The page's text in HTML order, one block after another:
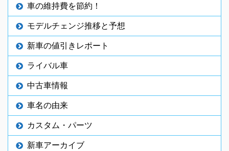
車の維持費を節約！
モデルチェンジ推移と予想
新車の値引きレポート
ライバル車
中古車情報
車名の由来
カスタム・パーツ
新車アーカイブ